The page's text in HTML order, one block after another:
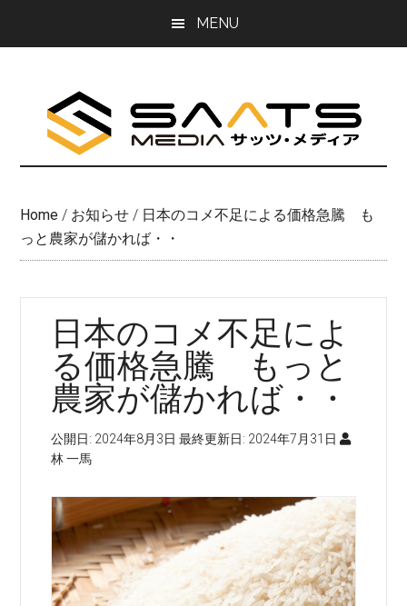
MENU
Home / お知らせ / 日本のコメ不足による価格急騰 も
っと農家が儲かれば・・
日本のコメ不足によ
る価格急騰 もっと
農家が儲かれば・・
公開日: 2024年8月3日 最終更新日: 2024年7月31日
林 一馬